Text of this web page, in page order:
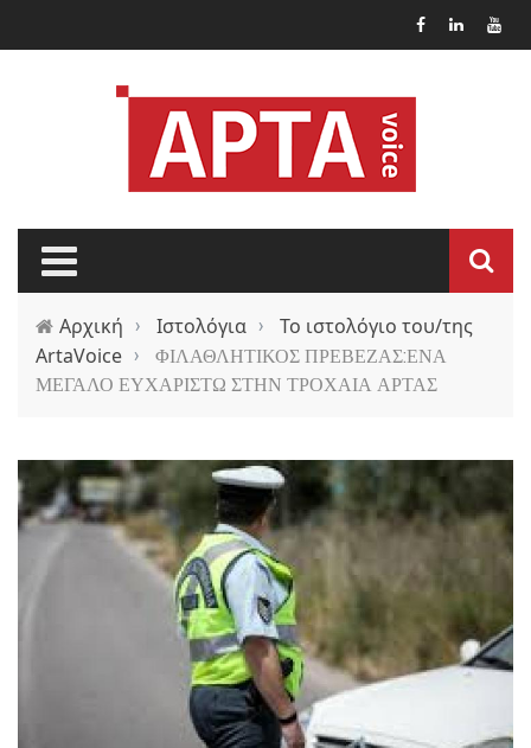
Αρχική › Ιστολόγια ›
Το ιστολόγιο του/της
ArtaVoice ›
ΦΙΛΑΘΛΗΤΙΚΟΣ ΠΡΕΒΕΖΑΣ:ΕΝΑ
ΜΕΓΑΛΟ ΕΥΧΑΡΙΣΤΩ ΣΤΗΝ ΤΡΟΧΑΙΑ ΑΡΤΑΣ